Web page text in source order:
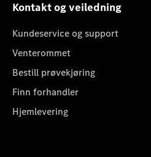
Kontakt og veiledning
Kundeservice og support
Venterommet
Bestill prøvekjøring
Finn forhandler
Hjemlevering